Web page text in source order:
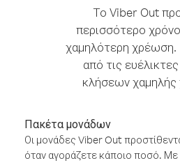
Το Viber Out
περισσότερο
χαμηλότερη χρέωση.
από τις
κλήσεων
Πακέτα μονάδων
Οι μονάδες Viber Out
όταν αγοράζετε κάποιο ποσό. Με